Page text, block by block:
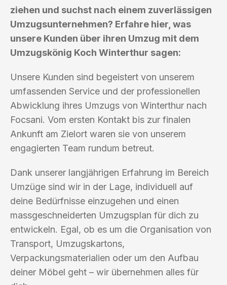
ziehen und suchst nach einem zuverlässigen
Umzugsunternehmen? Erfahre hier, was
unsere Kunden über ihren Umzug mit dem
Umzugskönig Koch Winterthur sagen:
Unsere Kunden sind begeistert von unserem
umfassenden Service und der professionellen
Abwicklung ihres Umzugs von Winterthur nach
Focsani. Vom ersten Kontakt bis zur finalen
Ankunft am Zielort waren sie von unserem
engagierten Team rundum betreut.
Dank unserer langjährigen Erfahrung im Bereich
Umzüge sind wir in der Lage, individuell auf
deine Bedürfnisse einzugehen und einen
massgeschneiderten Umzugsplan für dich zu
entwickeln. Egal, ob es um die Organisation von
Transport, Umzugskartons,
Verpackungsmaterialien oder um den Aufbau
deiner Möbel geht – wir übernehmen alles für